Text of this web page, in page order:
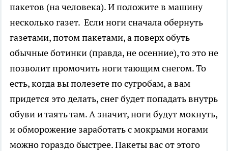
пакетов (на человека). И положите в машину
несколько газет. Если ноги сначала обернуть
газетами, потом пакетами, а поверх обуть
обычные ботинки (правда, не осенние), то это не
позволит промочить ноги тающим снегом. То
есть, когда вы полезете по сугробам, а вам
придется это делать, снег будет попадать внутрь
обуви и таять там. А значит, ноги будут мокнуть,
и обморожение заработать с мокрыми ногами
можно гораздо быстрее. Пакеты вас от этого